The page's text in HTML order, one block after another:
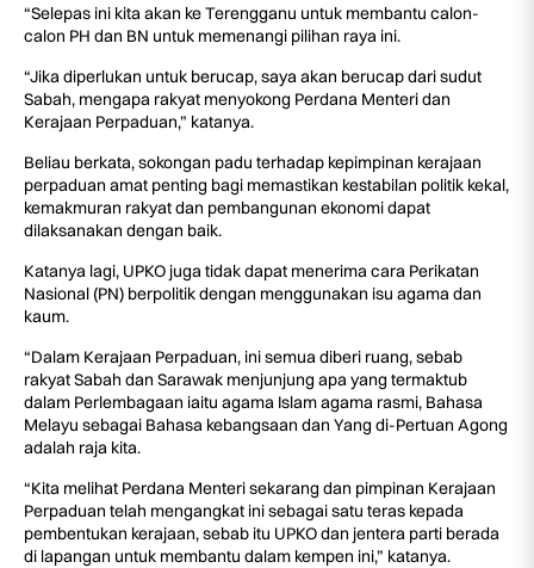
“Selepas ini kita akan ke Terengganu untuk membantu calon-
calon PH dan BN untuk memenangi pilihan raya ini.
“Jika diperlukan untuk berucap, saya akan berucap dari sudut
Sabah, mengapa rakyat menyokong Perdana Menteri dan
Kerajaan Perpaduan,” katanya.
Beliau berkata, sokongan padu terhadap kepimpinan kerajaan
perpaduan amat penting bagi memastikan kestabilan politik kekal,
kemakmuran rakyat dan pembangunan ekonomi dapat
dilaksanakan dengan baik.
Katanya lagi, UPKO juga tidak dapat menerima cara Perikatan
Nasional (PN) berpolitik dengan menggunakan isu agama dan
kaum.
“Dalam Kerajaan Perpaduan, ini semua diberi ruang, sebab
rakyat Sabah dan Sarawak menjunjung apa yang termaktub
dalam Perlembagaan iaitu agama Islam agama rasmi, Bahasa
Melayu sebagai Bahasa kebangsaan dan Yang di-Pertuan Agong
adalah raja kita.
“Kita melihat Perdana Menteri sekarang dan pimpinan Kerajaan
Perpaduan telah mengangkat ini sebagai satu teras kepada
pembentukan kerajaan, sebab itu UPKO dan jentera parti berada
di lapangan untuk membantu dalam kempen ini,” katanya.